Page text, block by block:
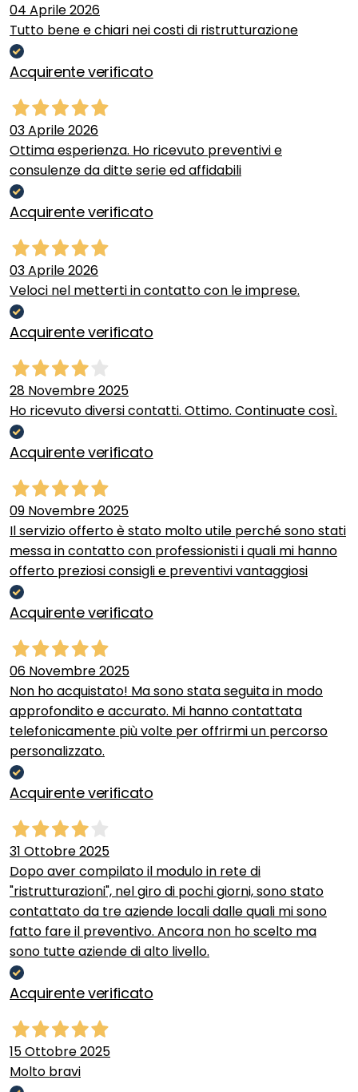
04 Aprile 2026
Tutto bene e chiari nei costi di ristrutturazione
Acquirente verificato
03 Aprile 2026
Ottima esperienza. Ho ricevuto preventivi e
consulenze da ditte serie ed affidabili
Acquirente verificato
03 Aprile 2026
Veloci nel metterti in contatto con le imprese.
Acquirente verificato
28 Novembre 2025
Ho ricevuto diversi contatti. Ottimo. Continuate così.
Acquirente verificato
09 Novembre 2025
Il servizio offerto è stato molto utile perché sono stati
messa in contatto con professionisti i quali mi hanno
offerto preziosi consigli e preventivi vantaggiosi
Acquirente verificato
06 Novembre 2025
Non ho acquistato! Ma sono stata seguita in modo
approfondito e accurato. Mi hanno contattata
telefonicamente più volte per offrirmi un percorso
personalizzato.
Acquirente verificato
31 Ottobre 2025
Dopo aver compilato il modulo in rete di
"ristrutturazioni", nel giro di pochi giorni, sono stato
contattato da tre aziende locali dalle quali mi sono
fatto fare il preventivo. Ancora non ho scelto ma
sono tutte aziende di alto livello.
Acquirente verificato
15 Ottobre 2025
Molto bravi